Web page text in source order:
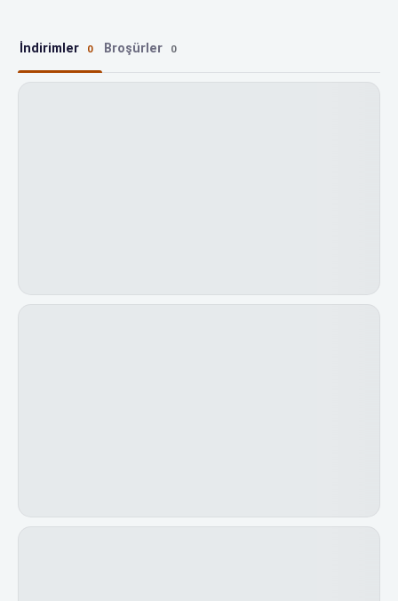
İndirimler 0 Broşürler 0
Mehmet Efendi indirimleri